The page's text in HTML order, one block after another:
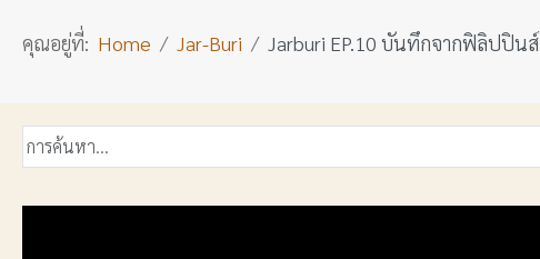
คุณอยู่ที่: Home Jar-Buri Jarburi EP.10 บันทึกจากฟิลิปปินส์